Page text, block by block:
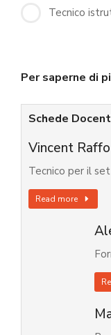
Tecnico
Per saperne di
Schede
Vincent Raffo
Tecnico per il
Read more